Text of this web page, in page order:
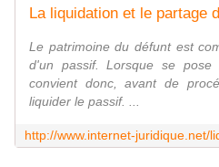
La liquidation et le partage
Le patrimoine du défunt est
d'un passif. Lorsque se
convient donc, avant de
liquider le passif. ...